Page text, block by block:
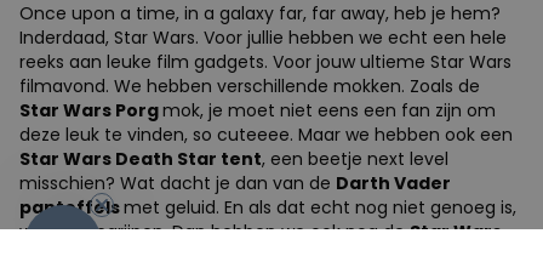
Once upon a time, in a galaxy far, far away, heb je hem?
Inderdaad, Star Wars. Voor jullie hebben we echt een hele
reeks aan leuke film gadgets. Voor jouw ultieme Star Wars
filmavond. We hebben verschillende mokken. Zoals de
Star Wars Porgmok, je moet niet eens een fan zijn om
deze leuk te vinden, so cuteeee. Maar we hebben ook een
Star Wars Death Star tent, een beetje next level
misschien? Wat dacht je dan van de Darth Vader
pantoffelsmet geluid. En als dat echt nog niet genoeg is,
wat we begrijpen. Dan hebben we ook nog deStar Wars